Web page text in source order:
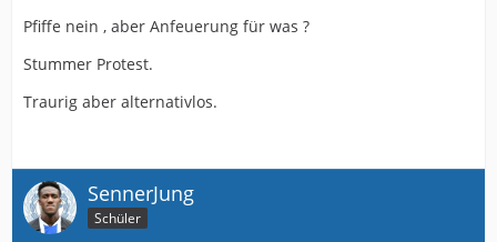
Pfiffe nein , aber Anfeuerung für was ?
Stummer Protest.
Traurig aber alternativlos.
SennerJung
Schüler